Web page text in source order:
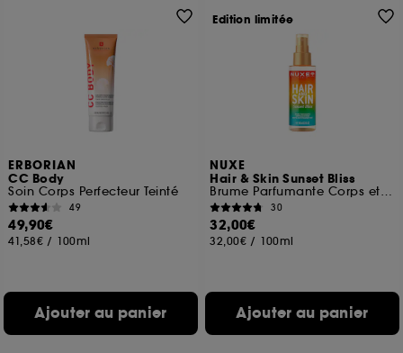
ERBORIAN
CC Body
Soin Corps Perfecteur Teinté
49
49,90€
41,58€ / 100ml
Ajouter au panier
NUXE
Hair & Skin Sunset Bliss
Brume Parfumante Corps et Cheveux
30
32,00€
32,00€ / 100ml
Ajouter au panier
Edition limitée